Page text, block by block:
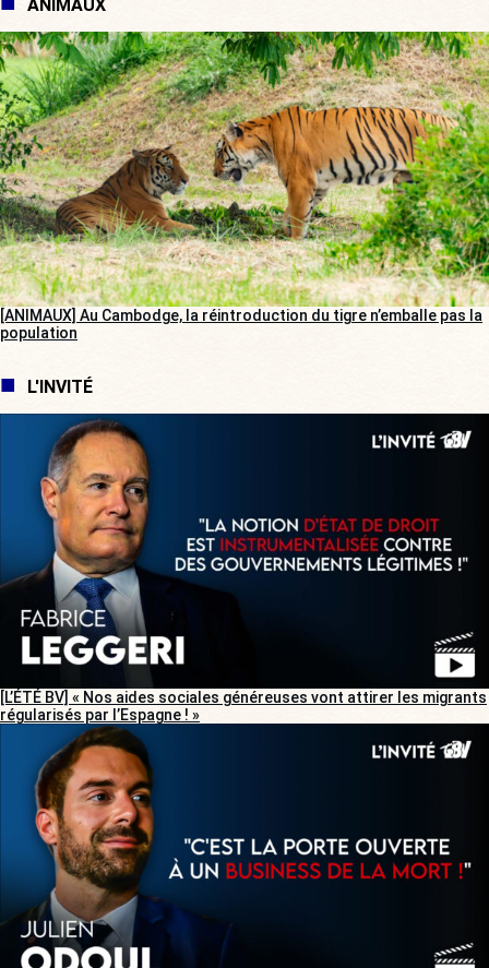
ANIMAUX
[ANIMAUX] Au Cambodge, la réintroduction du tigre n’emballe pas la
population
L'INVITÉ
[L’ÉTÉ BV] « Nos aides sociales généreuses vont attirer les migrants
régularisés par l’Espagne ! »